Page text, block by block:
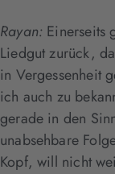
Rayan: Einerseits
Liedgut zurück,
in Vergessenheit
ich auch zu
gerade in den
unabsehbare
Kopf, will nicht